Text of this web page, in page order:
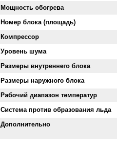
Мощность обогрева
Номер блока (площадь)
Компрессор
Уровень шума
Размеры внутреннего блока
Размеры наружного блока
Рабочий диапазон температур
Система против образования льда
Дополнительно